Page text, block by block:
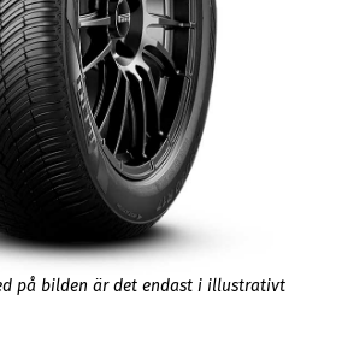
på bilden är det endast i illustrativt